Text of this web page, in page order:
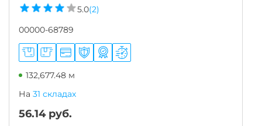
5.0(2)
00000-68789
132,677.48 м
На 31 складах
56.14руб.